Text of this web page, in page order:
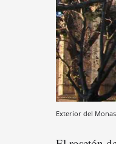
Exterior del